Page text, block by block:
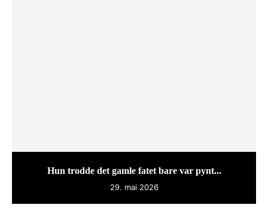
Hun trodde det gamle fatet bare var pynt...
29. mai 2026